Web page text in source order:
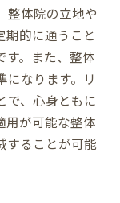
とは
の基準
手順
解説
注意点
整体院の立地や
期的に通うこと
す。また、整体
になります。リ
で、心身ともに
用が可能な整体
することが可能